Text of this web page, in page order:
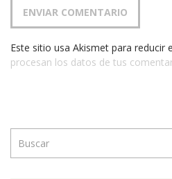
Este sitio usa Akismet para reducir
procesan los datos de tus